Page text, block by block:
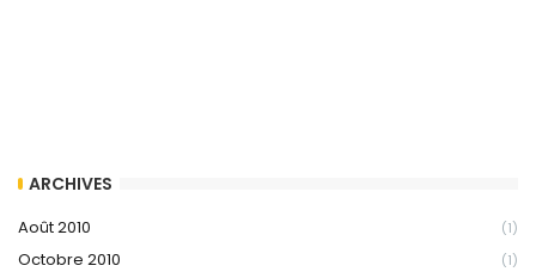
ARCHIVES
Août 2010 (1)
Octobre 2010 (1)